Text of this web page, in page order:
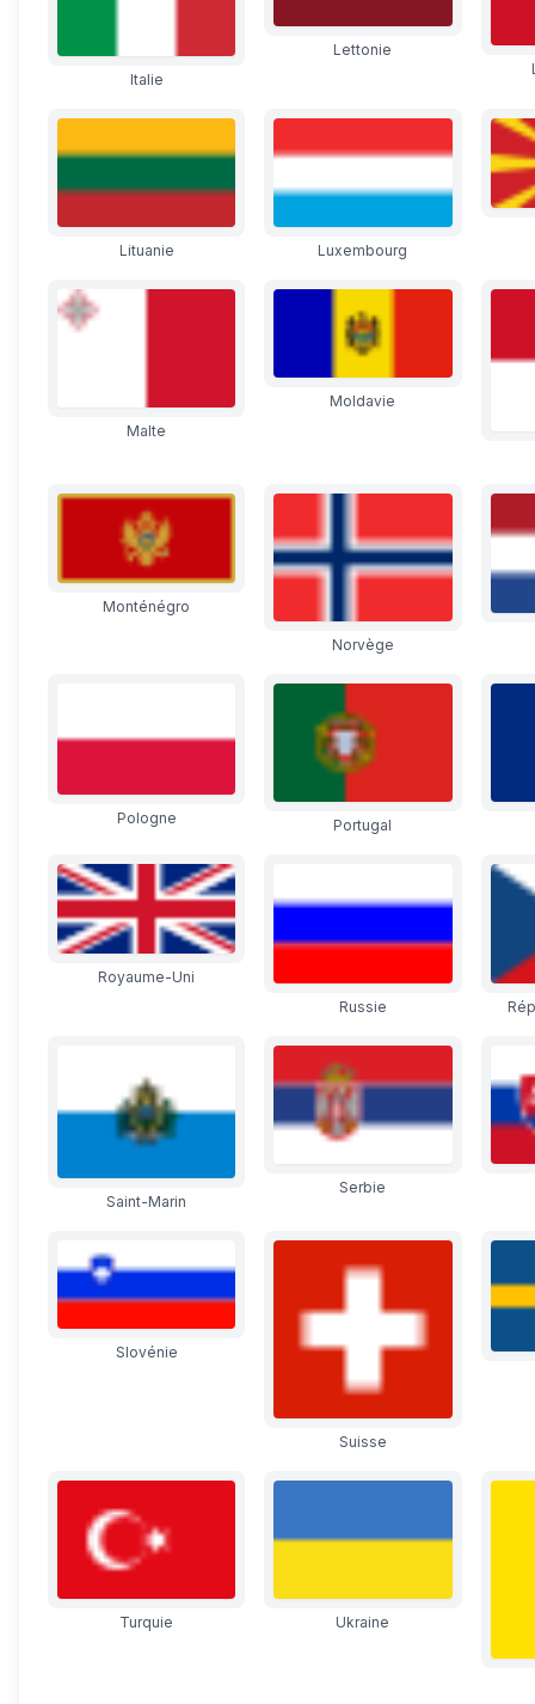
Italie
Lettonie
Lituanie Luxembourg
Malte
Moldavie
Monténégro
Norvège
Pologne Portugal
Royaume-Uni
Russie
Saint-Marin
Serbie
Slovénie
Suisse
Turquie Ukraine